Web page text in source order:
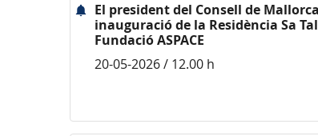
El president del Consell de
inauguració de la Residència Sa
Fundació ASPACE
20-05-2026 / 12.00 h